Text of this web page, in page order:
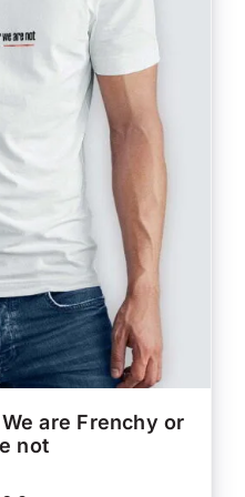
PRODUIT
VARIATIONS.
LES
OPTIONS
PEUVENT
ÊTRE
CHOISIES
SUR
LA
PAGE
DU
are Frenchy or
not